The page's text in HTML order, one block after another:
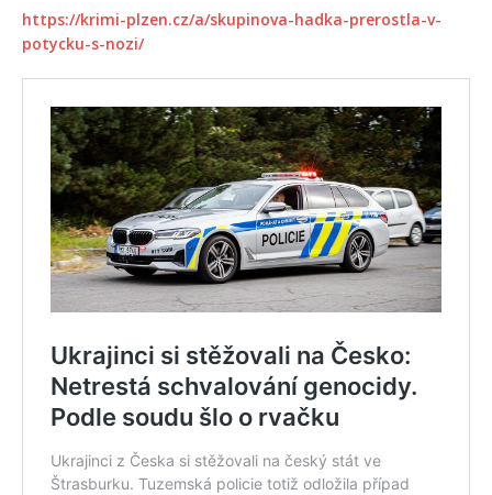
https://krimi-plzen.cz/a/skupinova-hadka-prerostla-v-
potycku-s-nozi/